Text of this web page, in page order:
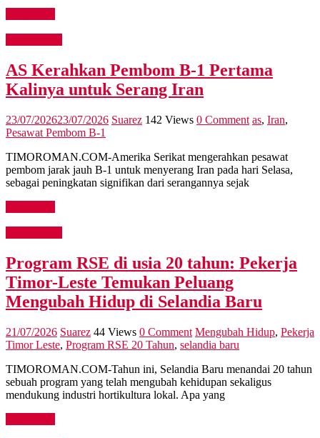
AS Kerahkan Pembom B-1 Pertama
Kalinya untuk Serang Iran
23/07/202623/07/2026 Suarez 142 Views 0 Comment as, Iran,
Pesawat Pembom B-1
TIMOROMAN.COM-Amerika Serikat mengerahkan pesawat
pembom jarak jauh B-1 untuk menyerang Iran pada hari Selasa,
sebagai peningkatan signifikan dari serangannya sejak
Program RSE di usia 20 tahun: Pekerja
Timor-Leste Temukan Peluang
Mengubah Hidup di Selandia Baru
21/07/2026 Suarez 44 Views 0 Comment Mengubah Hidup, Pekerja
Timor Leste, Program RSE 20 Tahun, selandia baru
TIMOROMAN.COM-Tahun ini, Selandia Baru menandai 20 tahun
sebuah program yang telah mengubah kehidupan sekaligus
mendukung industri hortikultura lokal. Apa yang